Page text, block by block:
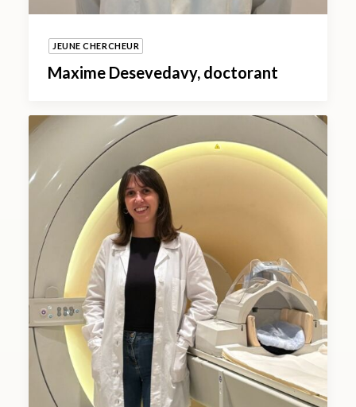
JEUNE CHERCHEUR
Maxime Desevedavy, doctorant